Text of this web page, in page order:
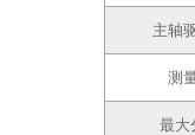
主轴
测
最大